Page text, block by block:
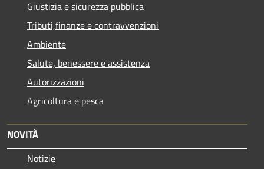
Giustizia e sicurezza pubblica
Tributi,finanze e contravvenzioni
Ambiente
Salute, benessere e assistenza
Autorizzazioni
Agricoltura e pesca
NOVITÀ
Notizie